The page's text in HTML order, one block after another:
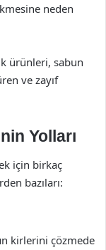
neden
ürünleri, sabun
ve zayıf
Yolları
için birkaç
bazıları:
kirlerini çözmede